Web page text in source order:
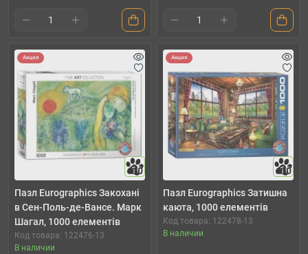
Акция
10
Пазл Eurographics Закохані
в Сен-Поль-де-Вансе. Марк
Шагал, 1000 елементів
Код товара: 122476-13
В наличии
Акция
10
Пазл Eurographics Затишна
каюта, 1000 елементів
Код товара: 122478-13
В наличии